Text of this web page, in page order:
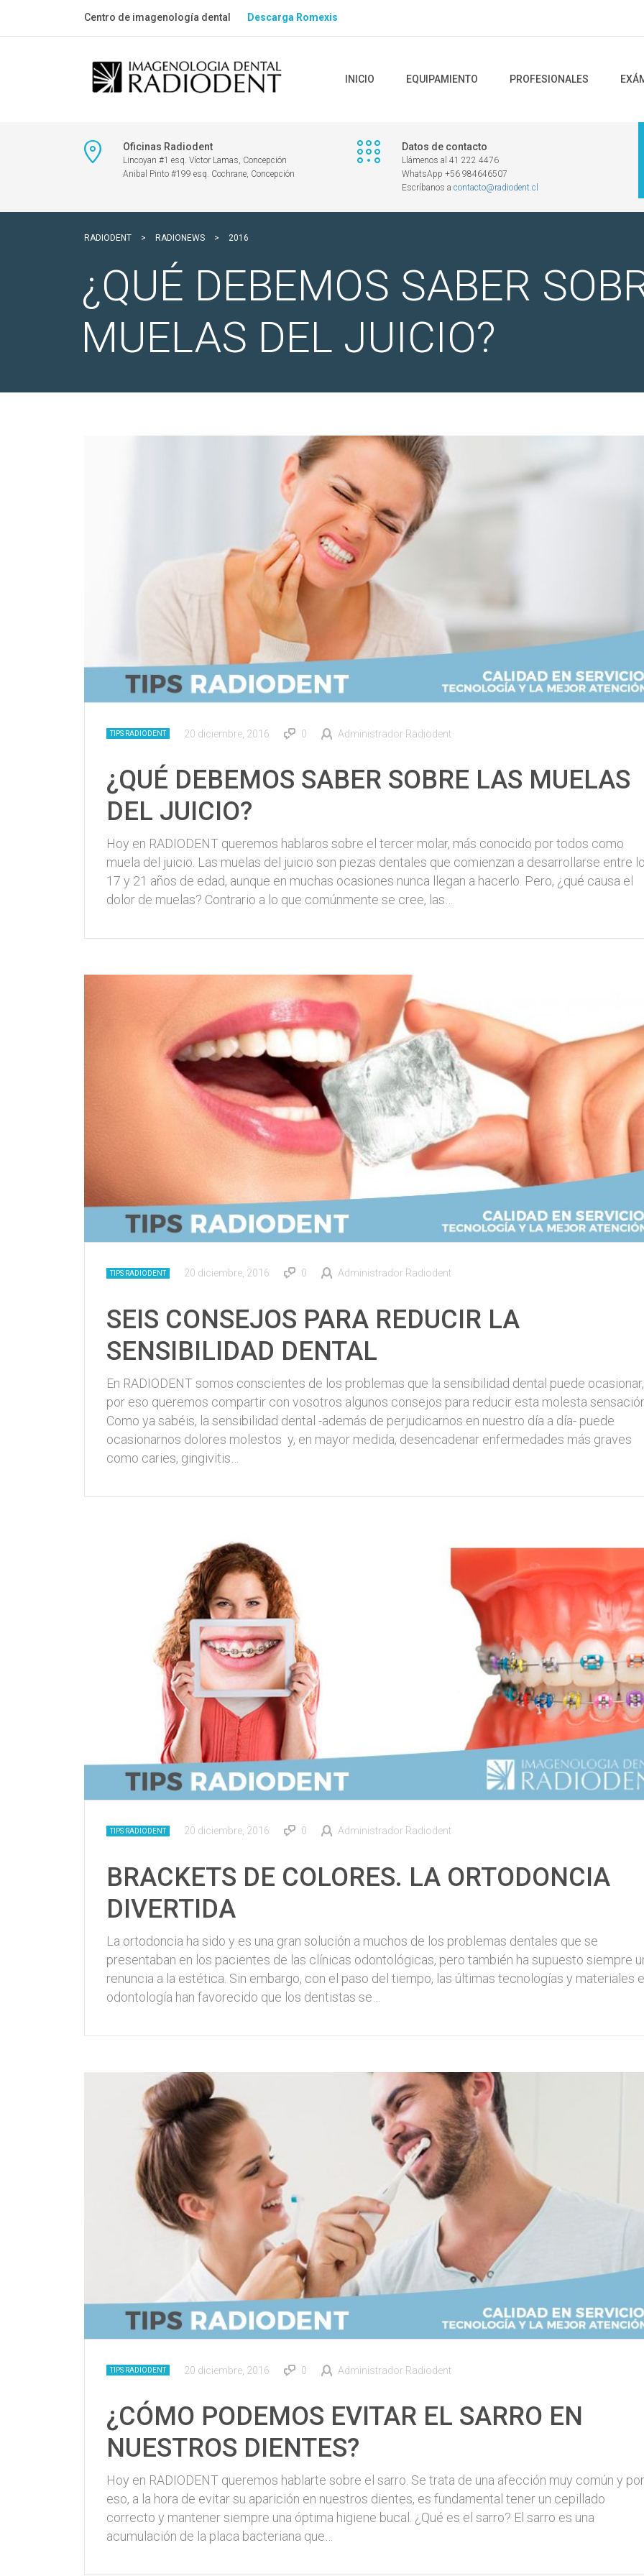
Centro de imagenología dental Descarga Romexis
INICIO EQUIPAMIENTO PROFESIONALES
Oficinas Radiodent
Lincoyan #1 esq. Víctor Lamas, Concepción
Anibal Pinto #199 esq. Cochrane, Concepción
Datos de contacto
Llámenos al 41 222 4476
WhatsApp +56 984646507
Escríbanos a contacto@radiodent.cl
RADIODENT > RADIONEWS > 2016
¿QUÉ DEBEMOS SABER
MUELAS DEL JUICIO?
TIPS RADIODENT 20 diciembre, 2016 0 Administrador Radiodent
¿QUÉ DEBEMOS SABER SOBRE LAS MUELAS
DEL JUICIO?
Hoy en RADIODENT queremos hablaros sobre el tercer molar, más conocido por todos como
muela del juicio. Las muelas del juicio son piezas dentales que comienzan a desarrollarse entre
17 y 21 años de edad, aunque en muchas ocasiones nunca llegan a hacerlo. Pero, ¿qué causa el
dolor de muelas? Contrario a lo que comúnmente se cree, las…
TIPS RADIODENT 20 diciembre, 2016 0 Administrador Radiodent
SEIS CONSEJOS PARA REDUCIR LA
SENSIBILIDAD DENTAL
En RADIODENT somos conscientes de los problemas que la sensibilidad dental puede
por eso queremos compartir con vosotros algunos consejos para reducir esta molesta
Como ya sabéis, la sensibilidad dental -además de perjudicarnos en nuestro día a día- puede
ocasionarnos dolores molestos y, en mayor medida, desencadenar enfermedades más graves
como caries, gingivitis…
TIPS RADIODENT 20 diciembre, 2016 0 Administrador Radiodent
BRACKETS DE COLORES. LA ORTODONCIA
DIVERTIDA
La ortodoncia ha sido y es una gran solución a muchos de los problemas dentales que se
presentaban en los pacientes de las clínicas odontológicas, pero también ha supuesto siempre
renuncia a la estética. Sin embargo, con el paso del tiempo, las últimas tecnologías y materiales
odontología han favorecido que los dentistas se…
TIPS RADIODENT 20 diciembre, 2016 0 Administrador Radiodent
¿CÓMO PODEMOS EVITAR EL SARRO EN
NUESTROS DIENTES?
Hoy en RADIODENT queremos hablarte sobre el sarro. Se trata de una afección muy común y por
eso, a la hora de evitar su aparición en nuestros dientes, es fundamental tener un cepillado
correcto y mantener siempre una óptima higiene bucal. ¿Qué es el sarro? El sarro es una
acumulación de la placa bacteriana que…